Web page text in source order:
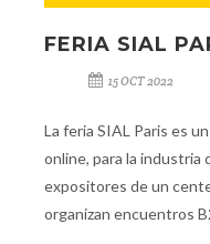
FERIA SIAL
15 OCT 2022
La feria SIAL Paris es
online, para la industria
expositores de un
organizan encuentros